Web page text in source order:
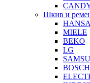
Шкив и
HANSA
MIELE
BEKO
LG